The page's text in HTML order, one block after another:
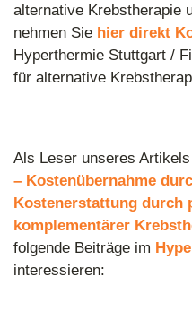
alternative Krebstherapie
nehmen Sie hier direkt
Hyperthermie Stuttgart /
für alternative
Als Leser unseres Artikels
– Kostenübernahme
Kostenerstattung durch
komplementärer
folgende Beiträge im
interessieren: